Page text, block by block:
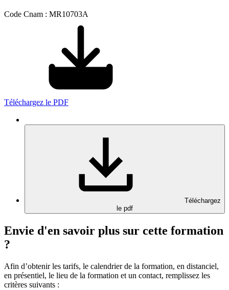
Code Cnam : MR10703A
Téléchargez le PDF
Téléchargez
le pdf
Envie d'en savoir plus sur cette formation
?
Afin d’obtenir les tarifs, le calendrier de la formation, en distanciel,
en présentiel, le lieu de la formation et un contact, remplissez les
critères suivants :